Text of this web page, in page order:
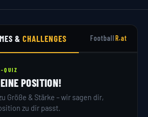
&CHALLENGES FootballR.at
QUIZ
POSITION!
Größe & Stärke – wir sagen dir,
zu dir passt.